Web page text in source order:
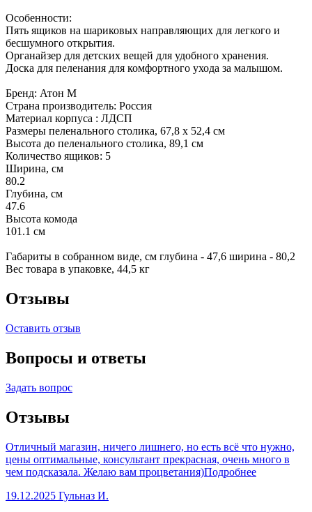
Особенности:
Пять ящиков на шариковых направляющих для легкого и
бесшумного открытия.
Органайзер для детских вещей для удобного хранения.
Доска для пеленания для комфортного ухода за малышом.
Бренд: Атон М
Страна производитель: Россия
Материал корпуса : ЛДСП
Размеры пеленального столика, 67,8 х 52,4 см
Высота до пеленального столика, 89,1 см
Количество ящиков: 5
Ширина, см
80.2
Глубина, см
47.6
Высота комода
101.1 см
Габариты в собранном виде, см глубина - 47,6 ширина - 80,2
Вес товара в упаковке, 44,5 кг
Отзывы
Оставить отзыв
Вопросы и ответы
Задать вопрос
Отзывы
Отличный магазин, ничего лишнего, но есть всё что нужно,
цены оптимальные, консультант прекрасная, очень много в
чем подсказала. Желаю вам процветания)Подробнее
19.12.2025 Гульназ И.